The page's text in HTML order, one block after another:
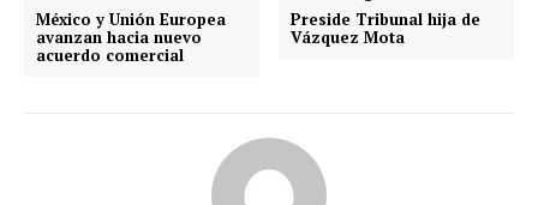
México y Unión Europea
avanzan hacia nuevo
acuerdo comercial
Preside Tribunal hija de
Vázquez Mota